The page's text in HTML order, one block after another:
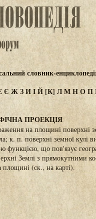
словник-
Є ЖЗИІЙ [К] ЛМНОП
ПРОЕКЦІЯ
на площині поверхні
к. п. поверхні земної кулі
функцією, що пов'язує
Землі з прямокутними
площині (ск., на карті).